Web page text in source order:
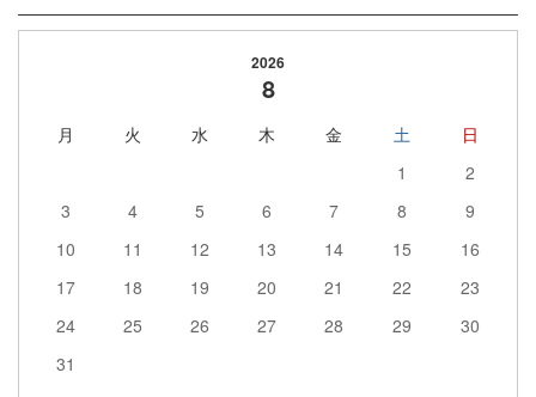
数リ
ン
数
2026
8
月 火 水 木 金 土
日
1
2
3
4 5 6 7 8
9
10
11 12 13 14 15
16
17
18 19 20 21 22
23
24
25 26 27 28 29
30
31